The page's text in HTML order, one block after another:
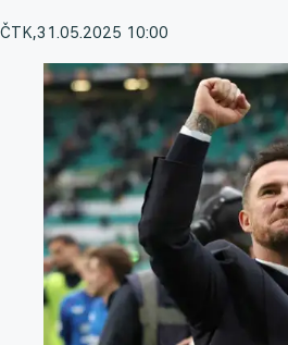
ČTK,31.05.2025 10:00